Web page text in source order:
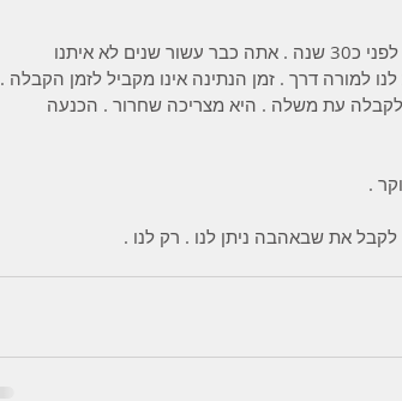
גרשון , היום קיבלתי את המתנה שלך שנתת לנו לפני כ30 שנה . אתה כבר עשור שנים לא איתנו
למורה דרך . זמן הנתינה אינו מקביל לזמן הקבלה .
עת משלה . היא מצריכה שחרור . הכנעה
.
את שבאהבה ניתן לנו . רק לנו .